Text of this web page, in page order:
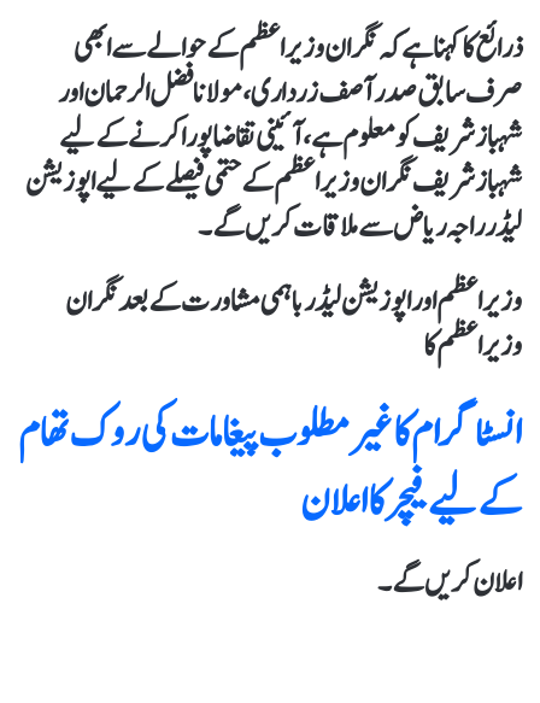
ذرائع کا کہنا ہےکہ نگران وزیراعظم کے حوالے سے ابھی
صرف سابق صدر آصف زرداری، مولانا فضل الرحمان اور
شہباز شریف کو معلوم ہے،آئینی تقاضا پورا کرنے کے لیے
شہباز شریف نگران وزیر اعظم کے حتمی فیصلے کے لیے اپوزیشن
لیڈر راجہ ریاض سے ملاقات کریں گے۔
وزیر اعظم اور اپوزیشن لیڈر باہمی مشاورت کے بعد نگران
وزیراعظم کا
انسٹاگرام کا غیر مطلوب پیغامات کی روک تھام
کے لیے فیچر کا اعلان
اعلان کریں گے۔